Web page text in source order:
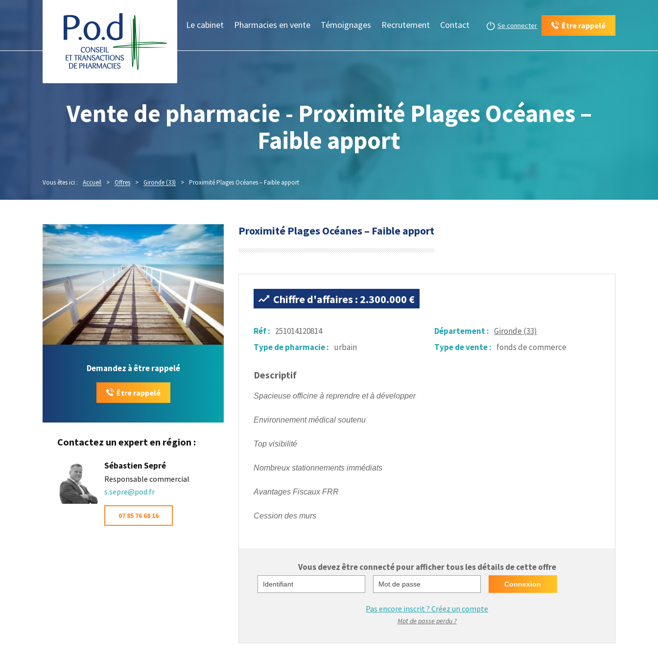
Le cabinet Pharmacies en vente Témoignages Recrutement Contact Se connecter Être rappelé
Vente de pharmacie - Proximité Plages Océanes –
Faible apport
Vous êtes ici : Accueil > Offres > Gironde (33) > Proximité Plages Océanes – Faible apport
Demandez à être rappelé
Être rappelé
Contactez un expert en région :
Sébastien Sepré
Responsable commercial
s.sepre@pod.fr
07 85 76 68 16
Proximité Plages Océanes – Faible apport
Chiffre d'affaires : 2.300.000 €
Réf : 251014120814 Département : Gironde (33)
Type de pharmacie : urbain Type de vente : fonds de commerce
Descriptif
Spacieuse officine à reprendre et à développer
Environnement médical soutenu
Top visibilité
Nombreux stationnements immédiats
Avantages Fiscaux FRR
Cession des murs
Vous devez être connecté pour afficher tous les détails de cette offre
Identifiant
Mot de passe
Pas encore inscrit ? Créez un compte
Mot de passe perdu ?